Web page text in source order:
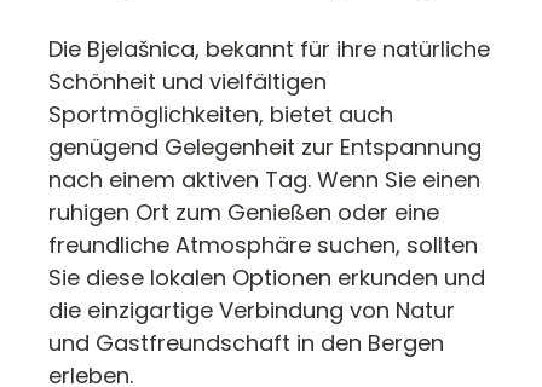
Die Bjelašnica, bekannt für ihre natürliche
Schönheit und vielfältigen
Sportmöglichkeiten, bietet auch
genügend Gelegenheit zur Entspannung
nach einem aktiven Tag. Wenn Sie einen
ruhigen Ort zum Genießen oder eine
freundliche Atmosphäre suchen, sollten
Sie diese lokalen Optionen erkunden und
die einzigartige Verbindung von Natur
und Gastfreundschaft in den Bergen
erleben.